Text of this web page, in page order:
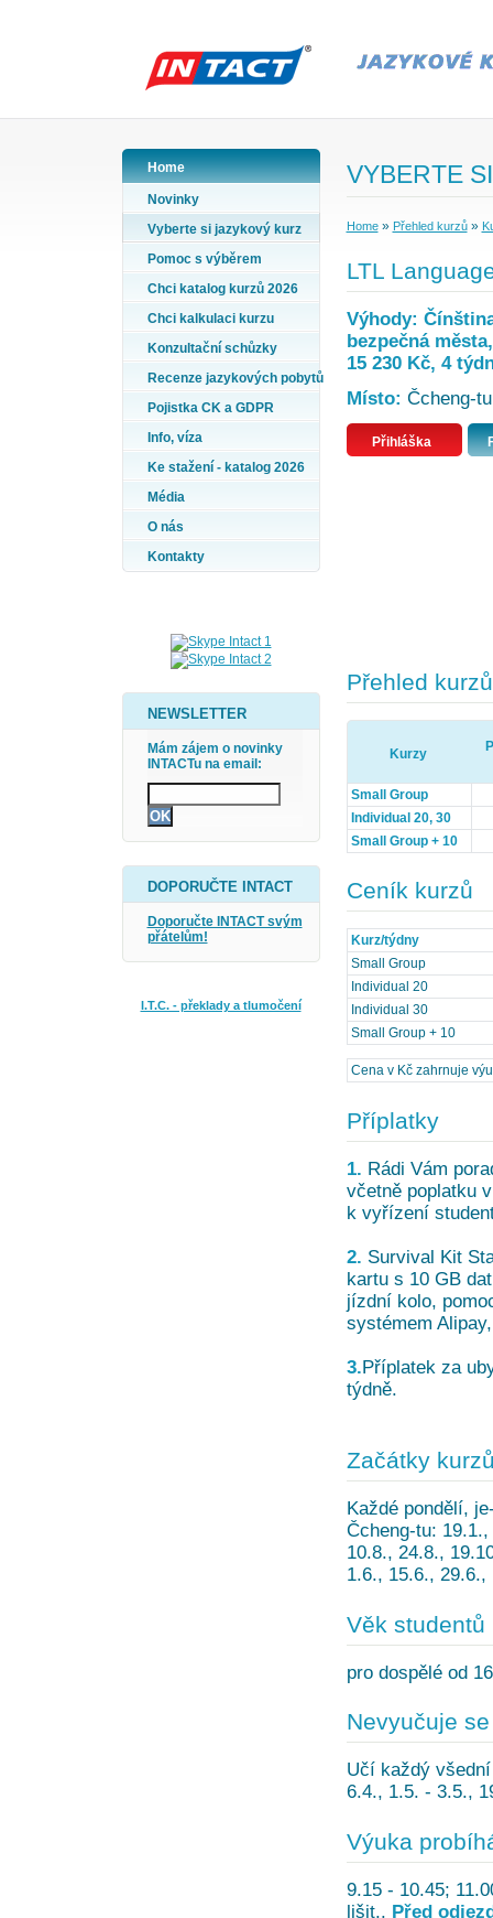
Home
Novinky
Vyberte si jazykový kurz
Pomoc s výběrem
Chci katalog kurzů 2026
Chci kalkulaci kurzu
Konzultační schůzky
Recenze jazykových pobytů
Pojistka CK a GDPR
Info, víza
Ke stažení - katalog 2026
Média
O nás
Kontakty
NEWSLETTER
Mám zájem o novinky
INTACTu na email:
DOPORUČTE INTACT
Doporučte INTACT svým
přátelům!
I.T.C. - překlady a tlumočení
VYBERTE
Home» Přehled kurzů»
LTL
Výhody:
bezpečná
15 230 Kč, 4
Místo: Čcheng-
Přihláška
Přehled kurzů
Kurzy
Small Group
Individual 20, 30
Small Group + 10
Ceník kurzů
Kurz/týdny
Small Group
Individual 20
Individual 30
Small Group + 10
Cena v Kč zahrnuje
Příplatky
1. Rádi Vám
včetně poplatku
k vyřízení
2. Survival Kit
kartu s 10 GB
jízdní kolo,
systémem
3.Příplatek za
týdně.
Začátky
Každé pondělí,
Čcheng-tu:
10.8., 24.8.,
1.6., 15.6., 29.6.,
Věk studentů
pro dospělé od
Nevyučuje se
Učí každý
6.4., 1.5. - 3.5.,
Výuka
9.15 - 10.45;
lišit.. Před